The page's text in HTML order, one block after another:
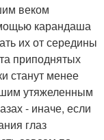
веком
карандаша
их от середины
приподнятых
станут менее
утяжеленным
- иначе, если
глаз